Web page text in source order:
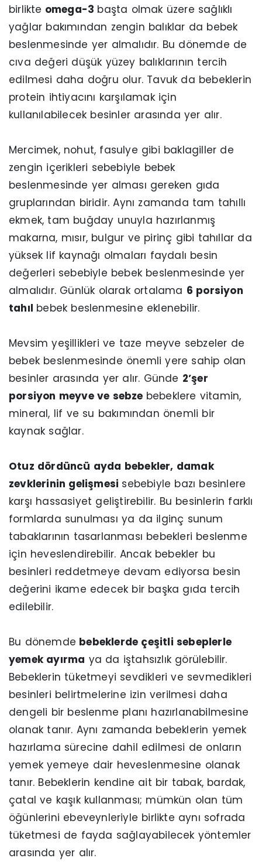
birlikte omega-3 başta olmak üzere sağlıklı
yağlar bakımından zengin balıklar da bebek
beslenmesinde yer almalıdır. Bu dönemde de
cıva değeri düşük yüzey balıklarının tercih
edilmesi daha doğru olur. Tavuk da bebeklerin
protein ihtiyacını karşılamak için
kullanılabilecek besinler arasında yer alır.
Mercimek, nohut, fasulye gibi baklagiller de
zengin içerikleri sebebiyle bebek
beslenmesinde yer alması gereken gıda
gruplarından biridir. Aynı zamanda tam tahıllı
ekmek, tam buğday unuyla hazırlanmış
makarna, mısır, bulgur ve pirinç gibi tahıllar da
yüksek lif kaynağı olmaları faydalı besin
değerleri sebebiyle bebek beslenmesinde yer
almalıdır. Günlük olarak ortalama 6 porsiyon
tahıl bebek beslenmesine eklenebilir.
Mevsim yeşillikleri ve taze meyve sebzeler de
bebek beslenmesinde önemli yere sahip olan
besinler arasında yer alır. Günde 2’şer
porsiyon meyve ve sebze bebeklere vitamin,
mineral, lif ve su bakımından önemli bir
kaynak sağlar.
Otuz dördüncü ayda bebekler, damak
zevklerinin gelişmesi sebebiyle bazı besinlere
karşı hassasiyet geliştirebilir. Bu besinlerin farklı
formlarda sunulması ya da ilginç sunum
tabaklarının tasarlanması bebekleri beslenme
için heveslendirebilir. Ancak bebekler bu
besinleri reddetmeye devam ediyorsa besin
değerini ikame edecek bir başka gıda tercih
edilebilir.
Bu dönemde bebeklerde çeşitli sebeplerle
yemek ayırma ya da iştahsızlık görülebilir.
Bebeklerin tüketmeyi sevdikleri ve sevmedikleri
besinleri belirtmelerine izin verilmesi daha
dengeli bir beslenme planı hazırlanabilmesine
olanak tanır. Aynı zamanda bebeklerin yemek
hazırlama sürecine dahil edilmesi de onların
yemek yemeye dair heveslenmesine olanak
tanır. Bebeklerin kendine ait bir tabak, bardak,
çatal ve kaşık kullanması; mümkün olan tüm
öğünlerini ebeveynleriyle birlikte aynı sofrada
tüketmesi de fayda sağlayabilecek yöntemler
arasında yer alır.